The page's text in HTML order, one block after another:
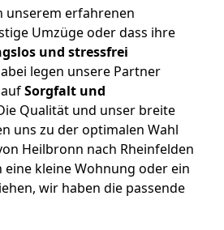
unserem erfahrenen
Umzüge oder dass ihre
und stressfrei
legen unsere Partner
Sorgfalt und
Qualität und unser breite
uns zu der optimalen Wahl
Heilbronn nach Rheinfelden
eine kleine Wohnung oder ein
wir haben die passende